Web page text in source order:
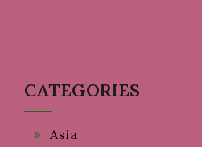
CATEGORIES
Asia